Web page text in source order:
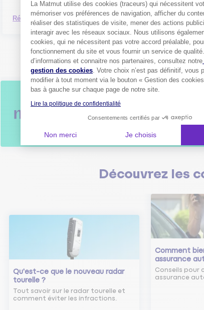
Répondre 0
Pourquoi pas
Découvrez les
Qu'est-ce que le nouveau radar
tourelle ?
Tout savoir sur le radar tourelle et
comment éviter les infractions.
Comment
assurance
Conseils pour
assurance
La Matmut utilise des cookies (traceurs) qui nécessitent
mémoriser vos préférences de navigation, afficher du
réaliser des statistiques de visite, mener des actions
interagir avec les réseaux sociaux. Nous utilisons
cookies, qui ne nécessitent pas votre accord préalable,
fonctionnement du site et vous fournir un service de
d’informations et connaitre nos partenaires, consultez notre
gestion des cookies. Votre choix n’est pas définitif, vous
modifier à tout moment via le bouton « Gestion des
bas à gauche sur chaque page de notre site.
Lire la politique de confidentialité
Consentements certifiés par
Non merci Je choisis
Axeptio consent